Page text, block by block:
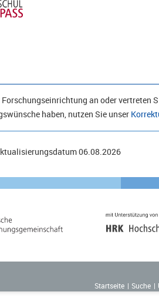
Forschungseinrichtung an oder vertreten
haben, nutzen Sie unser
06.08.2026
Startseite
Suche